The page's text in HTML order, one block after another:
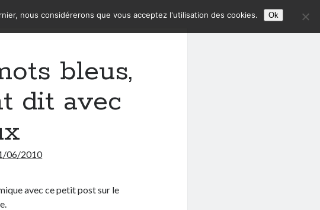
bleus,
dit avec
06/2010
avec ce petit post sur le
nous considérerons que vous acceptez l'utilisation des cookies. Ok